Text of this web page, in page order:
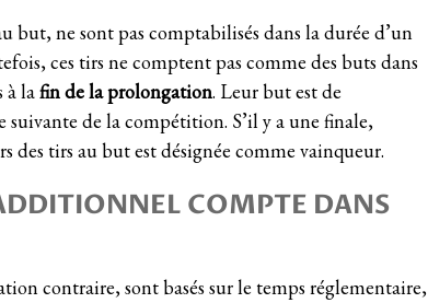
but, ne sont pas comptabilisés dans la durée d’un
ces tirs ne comptent pas comme des buts dans
à lafin de la prolongation. Leur but est de
suivante de la compétition. S’il y a une finale,
des tirs au but est désignée comme vainqueur.
COMPTE DANS
contraire, sont basés sur le temps réglementaire,